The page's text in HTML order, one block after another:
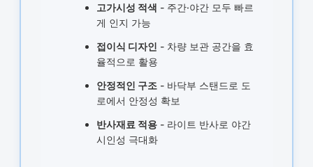
고가시성 적색 - 주간·야간 모두 빠르
게 인지 가능
접이식 디자인 - 차량 보관 공간을 효
율적으로 활용
안정적인 구조- 바닥부 스탠드로 도
로에서 안정성 확보
반사재료 적용- 라이트 반사로 야간
시인성 극대화